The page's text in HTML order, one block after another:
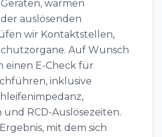
warmen
auslösenden
wir Kontaktstellen,
Auf Wunsch
einen E-Check für
inklusive
RCD-Auslösezeiten.
mit dem sich